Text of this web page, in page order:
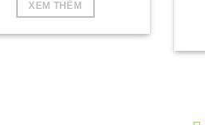
XEM THÊM